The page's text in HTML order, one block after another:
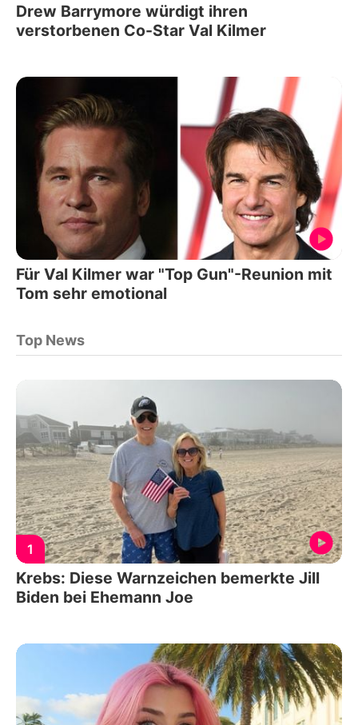
Drew Barrymore würdigt ihren
verstorbenen Co-Star Val Kilmer
Für Val Kilmer war "Top Gun"-Reunion mit
Tom sehr emotional
Top News
1
Krebs: Diese Warnzeichen bemerkte Jill
Biden bei Ehemann Joe